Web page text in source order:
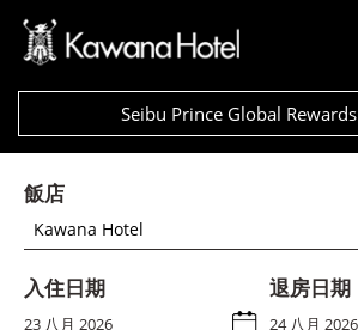
Seibu Prince Global Rewards
飯店
Kawana Hotel
入住日期 退房日期